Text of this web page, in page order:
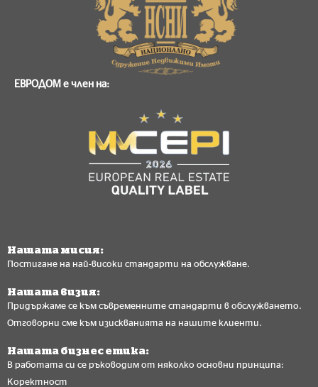
ЕВРОДОМ е член на:
Нашата мисия:
Постигане на най-високи стандарти на обслужване.
Нашата визия:
Придържаме се към съвременните стандарти в обслужването.
Отговорни сме към изискванията на нашите клиенти.
Нашата бизнес етика:
В работата си се ръководим от няколко основни принципа:
Коректност